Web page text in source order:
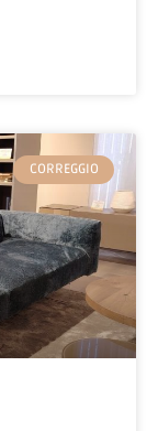
CORREGGIO